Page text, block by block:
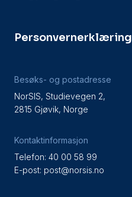
Personvernerklæring
Besøks- og postadresse
NorSIS, Studievegen 2,
2815 Gjøvik, Norge
Kontaktinformasjon
Telefon: 40 00 58 99
E-post: post@norsis.no